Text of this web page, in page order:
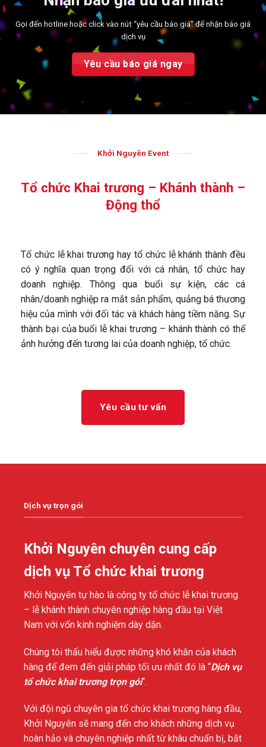
Gọi đến hotline hoặc click vào nút “yêu cầu báo giá” để nhận báo giá
dịch vụ
Yêu cầu báo giá ngay
Khởi Nguyên Event
Tổ chức Khai trương – Khánh thành –
Động thổ
Tổ chức lễ khai trương hay tổ chức lễ khánh thành đều
có ý nghĩa quan trọng đối với cá nhân, tổ chức hay
doanh nghiệp. Thông qua buổi sự kiện, các cá
nhân/doanh nghiệp ra mắt sản phẩm, quảng bá thương
hiệu của mình với đối tác và khách hàng tiềm năng. Sự
thành bại của buổi lễ khai trương – khánh thành có thể
ảnh hưởng đến tương lai của doanh nghiệp, tổ chức.
Yêu cầu tư vấn
Dịch vụ trọn gói
Khởi Nguyên chuyên cung cấp
dịch vụ Tổ chức khai trương
Khởi Nguyên tự hào là công ty tổ chức lễ khai trương
– lễ khánh thành chuyên nghiệp hàng đầu tại Việt
Nam với vốn kinh nghiệm dày dặn.
Chúng tôi thấu hiểu được những khó khăn của khách
hàng để đem đến giải pháp tối ưu nhất đó là “Dịch vụ
tổ chức khai trương trọn gói“.
Với đội ngũ chuyên gia tổ chức khai trương hàng đầu,
Khởi Nguyên sẽ mang đến cho khách những dịch vụ
hoàn hảo và chuyên nghiệp nhất từ khâu chuẩn bị, bắt